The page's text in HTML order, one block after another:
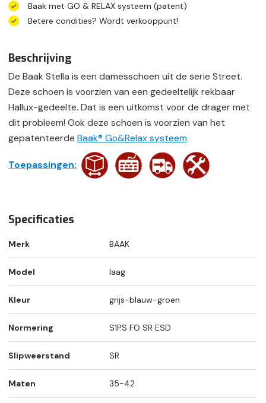
Baak met GO & RELAX systeem (patent)
Betere condities? Wordt verkooppunt!
Beschrijving
De Baak Stella is een damesschoen uit de serie Street.
Deze schoen is voorzien van een gedeeltelijk rekbaar
Hallux-gedeelte. Dat is een uitkomst voor de drager met
dit probleem! Ook deze schoen is voorzien van het
gepatenteerde Baak® Go&Relax systeem.
Toepassingen:
Specificaties
Merk BAAK
Model laag
Kleur grijs-blauw-groen
Normering S1PS FO SR ESD
Slipweerstand SR
Maten 35-42